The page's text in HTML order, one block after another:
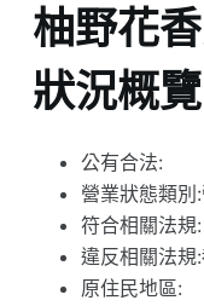
柚野花
狀況概覽
公有合法:
營業狀態類
符合相關法規:
違反相關法規
原住民地區: